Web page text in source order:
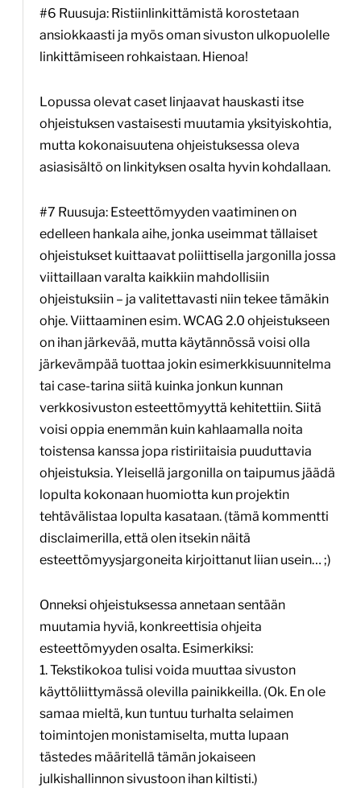
#6 Ruusuja: Ristiinlinkittämistä korostetaan
ansiokkaasti ja myös oman sivuston ulkopuolelle
linkittämiseen rohkaistaan. Hienoa!
Lopussa olevat caset linjaavat hauskasti itse
ohjeistuksen vastaisesti muutamia yksityiskohtia,
mutta kokonaisuutena ohjeistuksessa oleva
asiasisältö on linkityksen osalta hyvin kohdallaan.
#7 Ruusuja: Esteettömyyden vaatiminen on
edelleen hankala aihe, jonka useimmat tällaiset
ohjeistukset kuittaavat poliittisella jargonilla jossa
viittaillaan varalta kaikkiin mahdollisiin
ohjeistuksiin – ja valitettavasti niin tekee tämäkin
ohje. Viittaaminen esim. WCAG 2.0 ohjeistukseen
on ihan järkevää, mutta käytännössä voisi olla
järkevämpää tuottaa jokin esimerkkisuunnitelma
tai case-tarina siitä kuinka jonkun kunnan
verkkosivuston esteettömyyttä kehitettiin. Siitä
voisi oppia enemmän kuin kahlaamalla noita
toistensa kanssa jopa ristiriitaisia puuduttavia
ohjeistuksia. Yleisellä jargonilla on taipumus jäädä
lopulta kokonaan huomiotta kun projektin
tehtävälistaa lopulta kasataan. (tämä kommentti
disclaimerilla, että olen itsekin näitä
esteettömyysjargoneita kirjoittanut liian usein… ;)
Onneksi ohjeistuksessa annetaan sentään
muutamia hyviä, konkreettisia ohjeita
esteettömyyden osalta. Esimerkiksi:
1. Tekstikokoa tulisi voida muuttaa sivuston
käyttöliittymässä olevilla painikkeilla. (Ok. En ole
samaa mieltä, kun tuntuu turhalta selaimen
toimintojen monistamiselta, mutta lupaan
tästedes määritellä tämän jokaiseen
julkishallinnon sivustoon ihan kiltisti.)